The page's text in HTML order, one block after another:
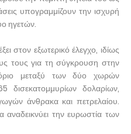
υπογραμμίζουν την ισχυρή
ηγετών.
στον εξωτερικό έλεγχο, ιδίως
τους για τη σύγκρουση στην
μεταξύ των δύο χωρών
δισεκατομμυρίων δολαρίων,
άνθρακα και πετρελαίου.
αναδεικνύει την ευρωστία των